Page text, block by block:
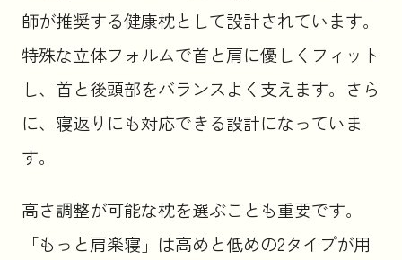
師が推奨する健康枕として設計されています。
特殊な立体フォルムで首と肩に優しくフィット
し、首と後頭部をバランスよく支えます。さら
に、寝返りにも対応できる設計になっていま
す。
高さ調整が可能な枕を選ぶことも重要です。
「もっと肩楽寝」は高めと低めの2タイプが用